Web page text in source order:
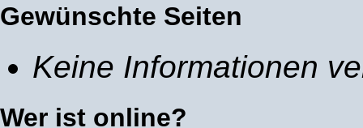
Gewünschte Seiten
Keine Informationen
Wer ist online?